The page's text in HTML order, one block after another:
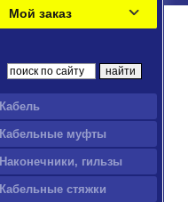
Мой заказ
Кабель
Кабельные муфты
Наконечники, гильзы
Кабельные стяжки